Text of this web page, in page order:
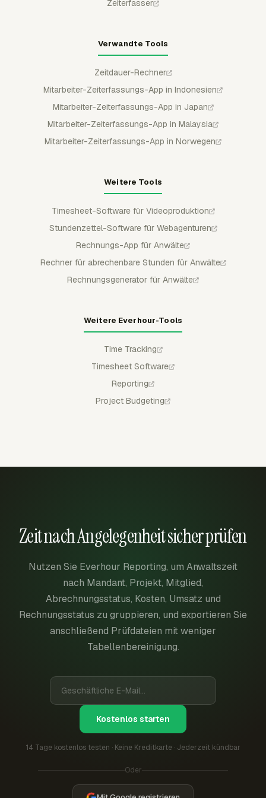
Zeiterfasser
Verwandte Tools
Zeitdauer-Rechner
Mitarbeiter-Zeiterfassungs-App in Indonesien
Mitarbeiter-Zeiterfassungs-App in Japan
Mitarbeiter-Zeiterfassungs-App in Malaysia
Mitarbeiter-Zeiterfassungs-App in Norwegen
Weitere Tools
Timesheet-Software für Videoproduktion
Stundenzettel-Software für Webagenturen
Rechnungs-App für Anwälte
Rechner für abrechenbare Stunden für Anwälte
Rechnungsgenerator für Anwälte
Weitere Everhour-Tools
Time Tracking
Timesheet Software
Reporting
Project Budgeting
Zeit nach Angelegenheit sicher prüfen
Nutzen Sie Everhour Reporting, um Anwaltszeit
nach Mandant, Projekt, Mitglied,
Abrechnungsstatus, Kosten, Umsatz und
Rechnungsstatus zu gruppieren, und exportieren Sie
anschließend Prüfdateien mit weniger
Tabellenbereinigung.
Kostenlos starten
14 Tage kostenlos testen · Keine Kreditkarte · Jederzeit kündbar
Oder